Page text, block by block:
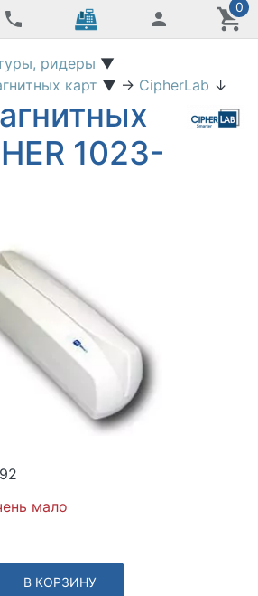
0
ридеры ▼
карт ▼ → CipherLab ↓
1023-
мало
В КОРЗИНУ